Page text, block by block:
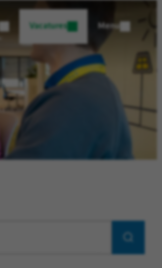
Vacatures Menu
Zoeken